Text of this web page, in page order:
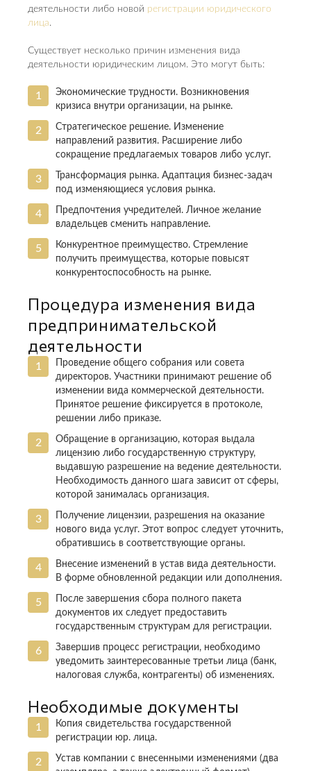
деятельности либо новой регистрации юридического
лица.
Существует несколько причин изменения вида
деятельности юридическим лицом. Это могут быть:
Экономические трудности. Возникновения
кризиса внутри организации, на рынке.
Стратегическое решение. Изменение
направлений развития. Расширение либо
сокращение предлагаемых товаров либо услуг.
Трансформация рынка. Адаптация бизнес-задач
под изменяющиеся условия рынка.
Предпочтения учредителей. Личное желание
владельцев сменить направление.
Конкурентное преимущество. Стремление
получить преимущества, которые повысят
конкурентоспособность на рынке.
Процедура изменения вида
предпринимательской
деятельности
Проведение общего собрания или совета
директоров. Участники принимают решение об
изменении вида коммерческой деятельности.
Принятое решение фиксируется в протоколе,
решении либо приказе.
Обращение в организацию, которая выдала
лицензию либо государственную структуру,
выдавшую разрешение на ведение деятельности.
Необходимость данного шага зависит от сферы,
которой занималась организация.
Получение лицензии, разрешения на оказание
нового вида услуг. Этот вопрос следует уточнить,
обратившись в соответствующие органы.
Внесение изменений в устав вида деятельности.
В форме обновленной редакции или дополнения.
После завершения сбора полного пакета
документов их следует предоставить
государственным структурам для регистрации.
Завершив процесс регистрации, необходимо
уведомить заинтересованные третьи лица (банк,
налоговая служба, контрагенты) об изменениях.
Необходимые документы
Копия свидетельства государственной
регистрации юр. лица.
Устав компании с внесенными изменениями (два